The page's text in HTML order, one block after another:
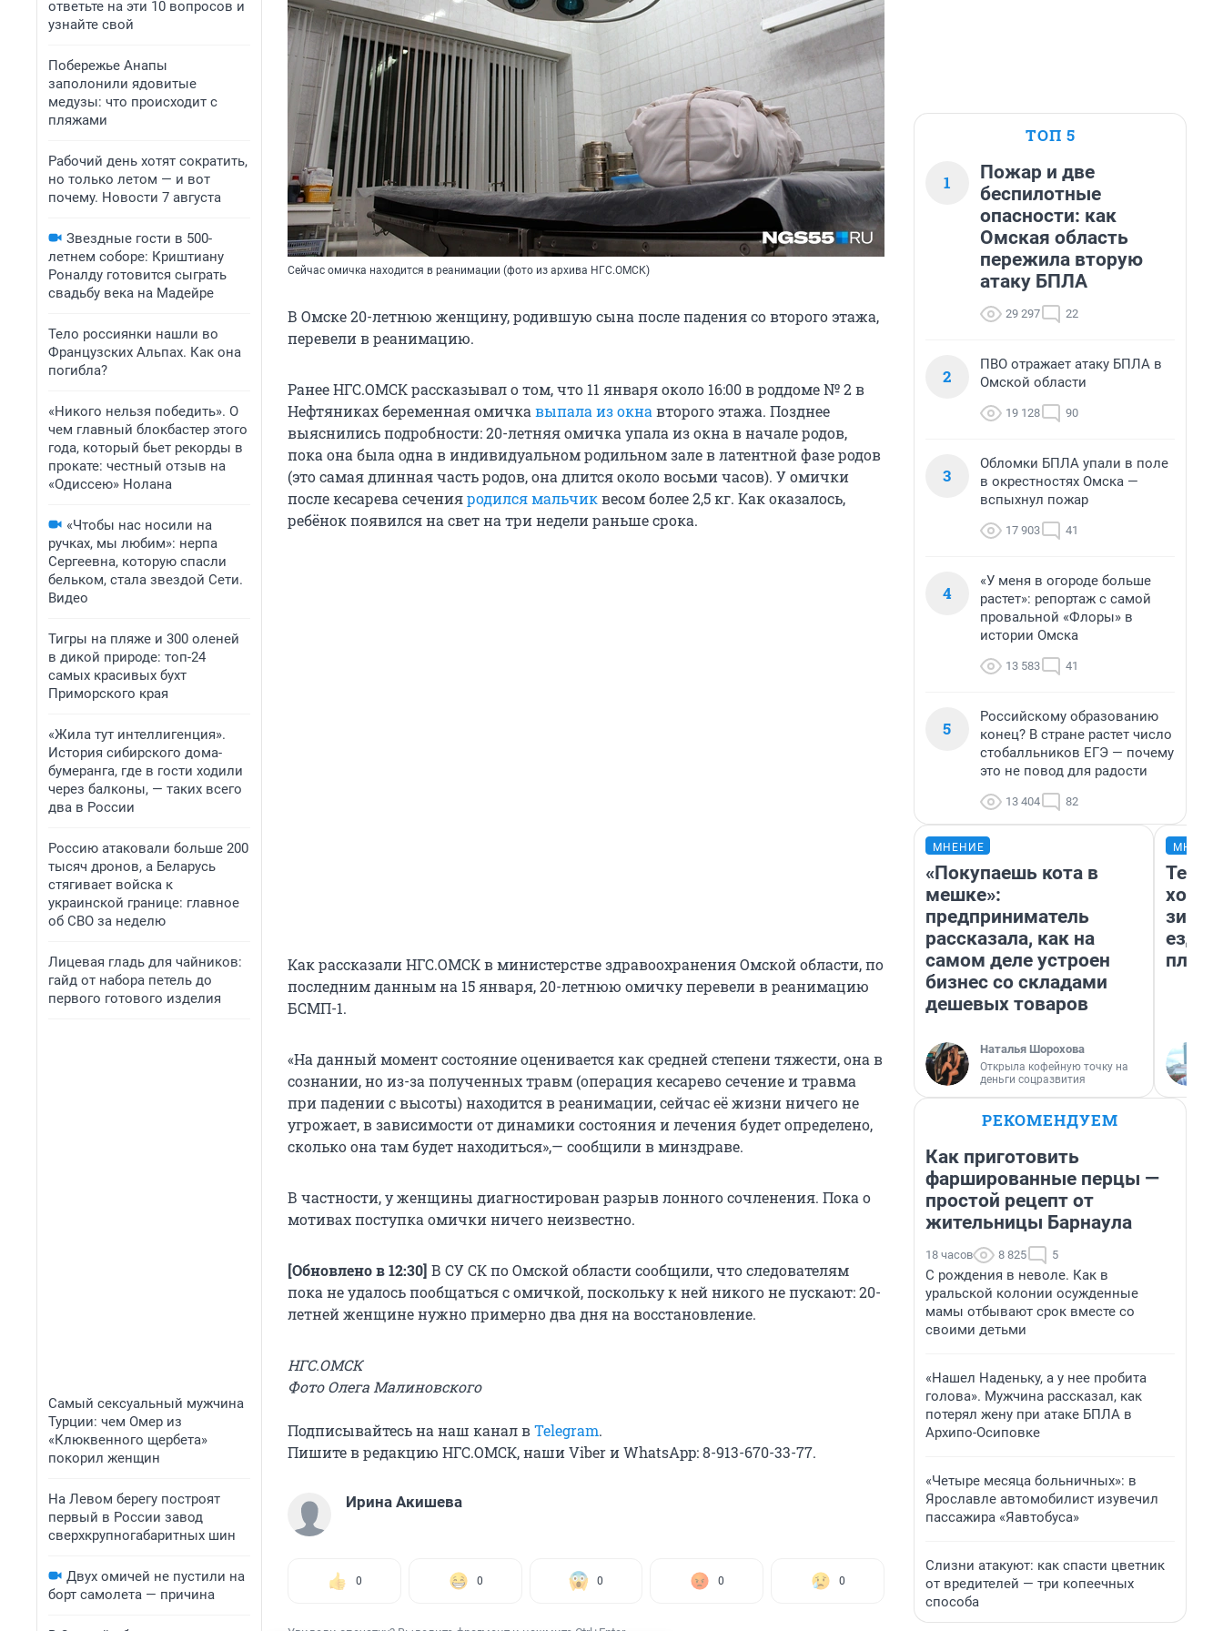
ответьте на эти 10 вопросов и
узнайте свой
Побережье Анапы
заполонили ядовитые
медузы: что происходит с
пляжами
Рабочий день хотят сократить,
но только летом — и вот
почему. Новости 7 августа
Звездные гости в 500-
летнем соборе: Криштиану
Роналду готовится сыграть
свадьбу века на Мадейре
Тело россиянки нашли во
Французских Альпах. Как она
погибла?
«Никого нельзя победить». О
чем главный блокбастер этого
года, который бьет рекорды в
прокате: честный отзыв на
«Одиссею» Нолана
«Чтобы нас носили на
ручках, мы любим»: нерпа
Сергеевна, которую спасли
бельком, стала звездой Сети.
Видео
Тигры на пляже и 300 оленей
в дикой природе: топ-24
самых красивых бухт
Приморского края
«Жила тут интеллигенция».
История сибирского дома-
бумеранга, где в гости ходили
через балконы, — таких всего
два в России
Россию атаковали больше 200
тысяч дронов, а Беларусь
стягивает войска к
украинской границе: главное
об СВО за неделю
Лицевая гладь для чайников:
гайд от набора петель до
первого готового изделия
Самый сексуальный мужчина
Турции: чем Омер из
«Клюквенного щербета»
покорил женщин
На Левом берегу построят
первый в России завод
сверхкрупногабаритных шин
Двух омичей не пустили на
борт самолета — причина
Сейчас омичка находится в реанимации (фото из архива НГС.ОМСК)
В Омске 20-летнюю женщину, родившую сына после падения со второго этажа,
перевели в реанимацию.
Ранее НГС.ОМСК рассказывал о том, что 11 января около 16:00 в роддоме № 2 в
Нефтяниках беременная омичка выпала из окна второго этажа. Позднее
выяснились подробности: 20-летняя омичка упала из окна в начале родов,
пока она была одна в индивидуальном родильном зале в латентной фазе родов
(это самая длинная часть родов, она длится около восьми часов). У омички
после кесарева сеченияродился мальчиквесом более 2,5 кг. Как оказалось,
ребёнок появился на свет на три недели раньше срока.
Как рассказали НГС.ОМСК в министерстве здравоохранения Омской области, по
последним данным на 15 января, 20-летнюю омичку перевели в реанимацию
БСМП-1.
«На данный момент состояние оценивается как средней степени тяжести, она в
сознании, но из-за полученных травм (операция кесарево сечение и травма
при падении с высоты) находится в реанимации, сейчас её жизни ничего не
угрожает, в зависимости от динамики состояния и лечения будет определено,
сколько она там будет находиться»,— сообщили в минздраве.
В частности, у женщины диагностирован разрыв лонного сочленения. Пока о
мотивах поступка омички ничего неизвестно.
[Обновлено в 12:30] В СУ СК по Омской области сообщили, что следователям
пока не удалось пообщаться с омичкой, поскольку к ней никого не пускают: 20-
летней женщине нужно примерно два дня на восстановление.
НГС.ОМСК
Фото Олега Малиновского
Подписывайтесь на наш канал вTelegram.
Пишите в редакцию НГС.ОМСК, наши Viber и WhatsApp: 8-913-670-33-77.
Ирина Акишева
0 0 0 0 0
ТОП 5
1
Пожар и две
беспилотные
опасности: как
Омская область
пережила вторую
атаку БПЛА
29 297 22
2
ПВО отражает атаку БПЛА в
Омской области
19 128 90
3
Обломки БПЛА упали в поле
в окрестностях Омска —
вспыхнул пожар
17 903 41
4
«У меня в огороде больше
растет»: репортаж с самой
провальной «Флоры» в
истории Омска
13 583 41
5
Российскому образованию
конец? В стране растет число
стобалльников ЕГЭ — почему
это не повод для радости
13 404 82
МНЕНИЕ
«Покупаешь кота в
мешке»:
предприниматель
рассказала, как на
самом деле устроен
бизнес со складами
дешевых товаров
Наталья Шорохова
Открыла кофейную точку на
деньги соцразвития
ездит
РЕКОМЕНДУЕМ
Как приготовить
фаршированные перцы —
простой рецепт от
жительницы Барнаула
18 часов 8 825 5
С рождения в неволе. Как в
уральской колонии осужденные
мамы отбывают срок вместе со
своими детьми
«Нашел Наденьку, а у нее пробита
голова». Мужчина рассказал, как
потерял жену при атаке БПЛА в
Архипо-Осиповке
«Четыре месяца больничных»: в
Ярославле автомобилист изувечил
пассажира «Яавтобуса»
Слизни атакуют: как спасти цветник
от вредителей — три копеечных
способа